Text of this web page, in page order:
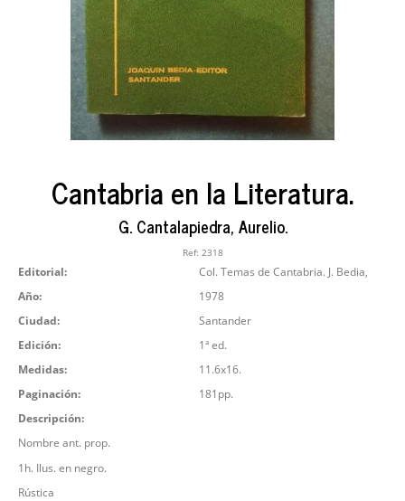
Cantabria en la Literatura.
G. Cantalapiedra, Aurelio.
Ref: 2318
Editorial:
Col. Temas de Cantabria. J. Bedia,
Año:
1978
Ciudad:
Santander
Edición:
1ª ed.
Medidas:
11.6x16.
Paginación:
181pp.
Descripción:
Nombre ant. prop.
1h. Ilus. en negro.
Rústica